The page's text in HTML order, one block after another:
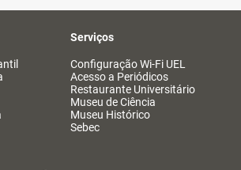
Serviços
Configuração Wi-Fi UEL
Acesso a Periódicos
Restaurante Universitário
Museu de Ciência
Museu Histórico
Sebec